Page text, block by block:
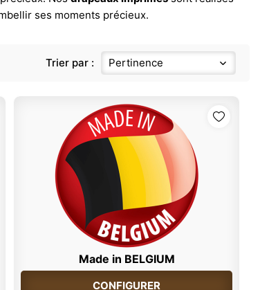
ses moments précieux.
Trier par : Pertinence
Made in BELGIUM
CONFIGURER